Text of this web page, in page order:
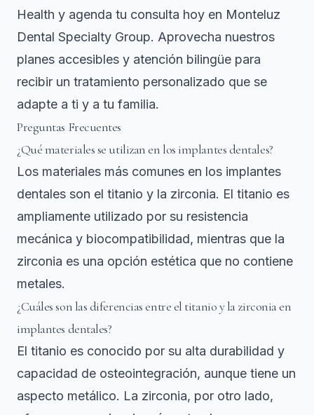
Health y agenda tu consulta hoy en Monteluz
Dental Specialty Group. Aprovecha nuestros
planes accesibles y atención bilingüe para
recibir un tratamiento personalizado que se
adapte a ti y a tu familia.
Preguntas Frecuentes
¿Qué materiales se utilizan en los implantes dentales?
Los materiales más comunes en los implantes
dentales son el titanio y la zirconia. El titanio es
ampliamente utilizado por su resistencia
mecánica y biocompatibilidad, mientras que la
zirconia es una opción estética que no contiene
metales.
¿Cuáles son las diferencias entre el titanio y la zirconia en
implantes dentales?
El titanio es conocido por su alta durabilidad y
capacidad de osteointegración, aunque tiene un
aspecto metálico. La zirconia, por otro lado,